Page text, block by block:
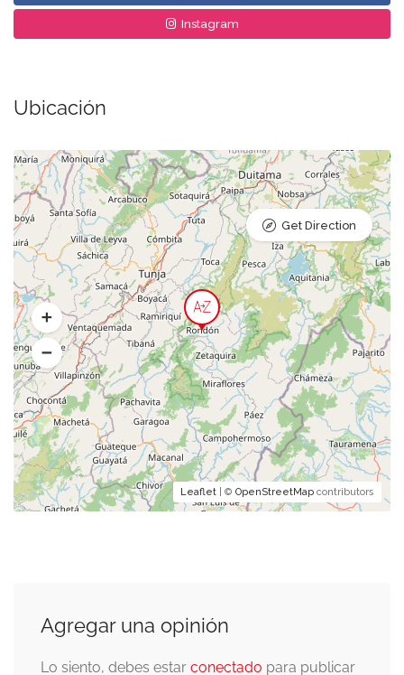
Instagram
Ubicación
Leaflet | © OpenStreetMap contributors
Get Direction
Agregar una opinión
Lo siento, debes estar conectado para publicar